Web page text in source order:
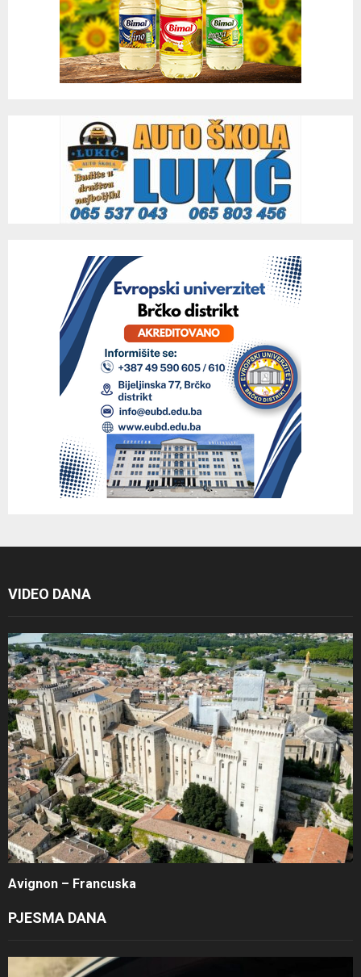
VIDEO DANA
Avignon – Francuska
PJESMA DANA